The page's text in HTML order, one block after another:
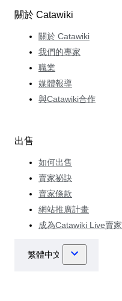
關於 Catawiki
關於 Catawiki
我們的專家
職業
媒體報導
與Catawiki合作
出售
如何出售
賣家祕訣
賣家條款
網站推廣計畫
成為Catawiki Live賣家